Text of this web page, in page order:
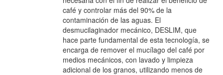
café y controlar más del 90% de la
contaminación de las aguas. El
desmucilaginador mecánico, DESLIM, que
hace parte fundamental de esta tecnología, se
encarga de remover el mucílago del café por
medios mecánicos, con lavado y limpieza
adicional de los granos, utilizando menos de